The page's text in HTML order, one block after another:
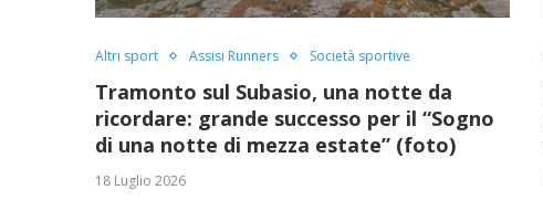
Altri sport Assisi Runners Società sportive
Tramonto sul Subasio, una notte da
ricordare: grande successo per il “Sogno
di una notte di mezza estate” (foto)
18 Luglio 2026